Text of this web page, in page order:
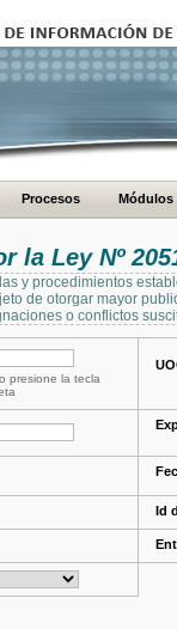
Procesos Módulos
la Ley Nº
y procedimientos
de otorgar mayor
o conflictos
presione la tecla
Id